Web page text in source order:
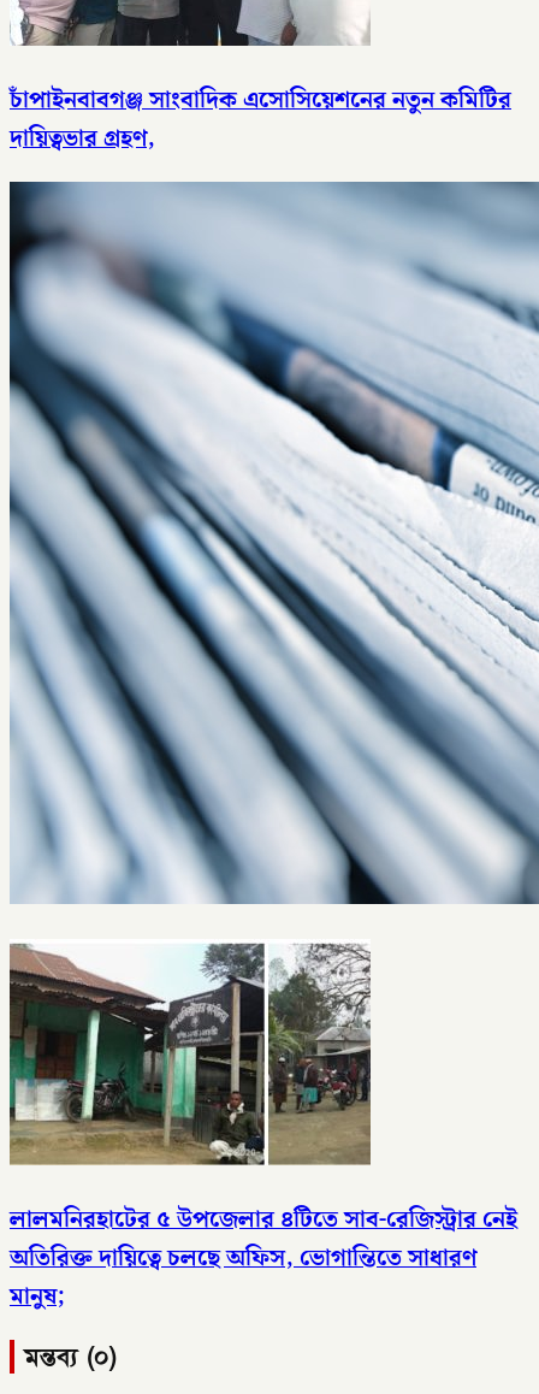
চাঁপাইনবাবগঞ্জ সাংবাদিক এসোসিয়েশনের নতুন কমিটির
দায়িত্বভার গ্রহণ,
লালমনিরহাটের ৫ উপজেলার ৪টিতে সাব-রেজিস্ট্রার নেই
অতিরিক্ত দায়িত্বে চলছে অফিস, ভোগান্তিতে সাধারণ
মানুষ;
মন্তব্য (০)